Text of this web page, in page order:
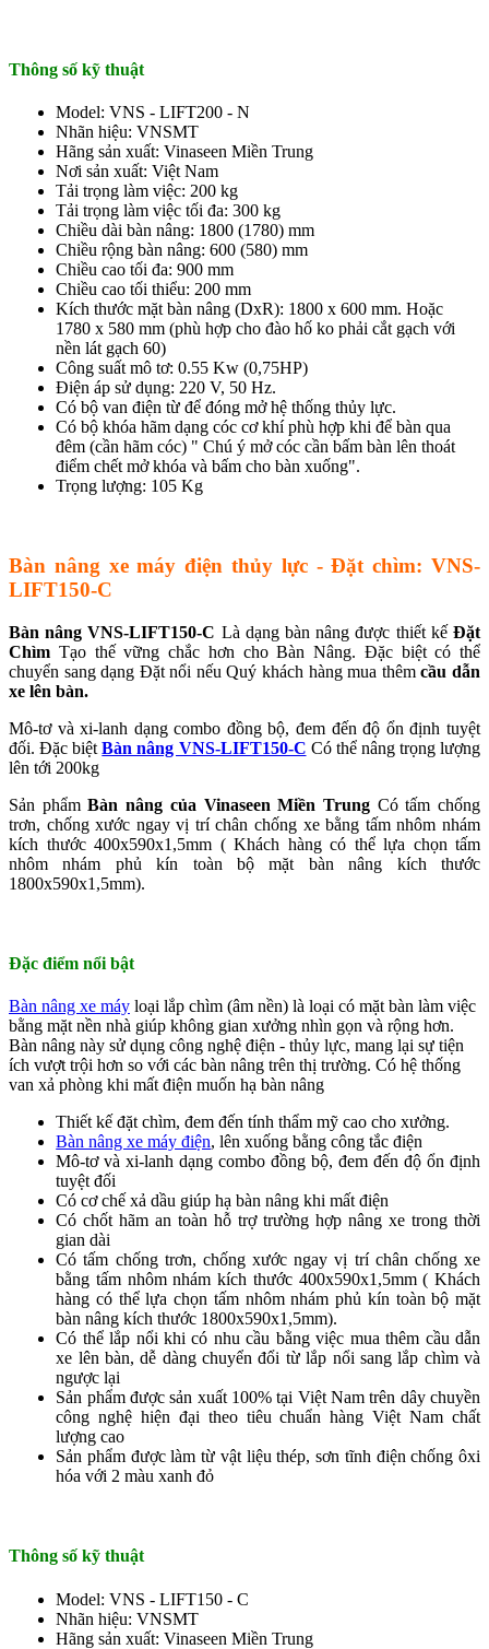
Thông số kỹ thuật
Model: VNS - LIFT200 - N
Nhãn hiệu: VNSMT
Hãng sản xuất: Vinaseen Miền Trung
Nơi sản xuất: Việt Nam
Tải trọng làm việc: 200 kg
Tải trọng làm việc tối đa: 300 kg
Chiều dài bàn nâng: 1800 (1780) mm
Chiều rộng bàn nâng: 600 (580) mm
Chiều cao tối đa: 900 mm
Chiều cao tối thiểu: 200 mm
Kích thước mặt bàn nâng (DxR): 1800 x 600 mm. Hoặc
1780 x 580 mm (phù hợp cho đào hố ko phải cắt gạch với
nền lát gạch 60)
Công suất mô tơ: 0.55 Kw (0,75HP)
Điện áp sử dụng: 220 V, 50 Hz.
Có bộ van điện từ để đóng mở hệ thống thủy lực.
Có bộ khóa hãm dạng cóc cơ khí phù hợp khi để bàn qua
đêm (cần hãm cóc) " Chú ý mở cóc cần bấm bàn lên thoát
điểm chết mở khóa và bấm cho bàn xuống".
Trọng lượng: 105 Kg
Bàn nâng xe máy điện thủy lực - Đặt chìm: VNS-
LIFT150-C
Bàn nâng VNS-LIFT150-C Là dạng bàn nâng được thiết kếĐặt
Chìm Tạo thế vững chắc hơn cho Bàn Nâng. Đặc biệt có thể
chuyển sang dạng Đặt nổi nếu Quý khách hàng mua thêmcầu dẫn
xe lên bàn.
Mô-tơ và xi-lanh dạng combo đồng bộ, đem đến độ ổn định tuyệt
đối. Đặc biệtBàn nâng VNS-LIFT150-C Có thể nâng trọng lượng
lên tới 200kg
Sản phẩmBàn nâng của Vinaseen Miền TrungCó tấm chống
trơn, chống xước ngay vị trí chân chống xe bằng tấm nhôm nhám
kích thước 400x590x1,5mm ( Khách hàng có thể lựa chọn tấm
nhôm nhám phủ kín toàn bộ mặt bàn nâng kích thước
1800x590x1,5mm).
Đặc điểm nổi bật
Bàn nâng xe máy loại lắp chìm (âm nền) là loại có mặt bàn làm việc
bằng mặt nền nhà giúp không gian xưởng nhìn gọn và rộng hơn.
Bàn nâng này sử dụng công nghệ điện - thủy lực, mang lại sự tiện
ích vượt trội hơn so với các bàn nâng trên thị trường. Có hệ thống
van xả phòng khi mất điện muốn hạ bàn nâng
Thiết kế đặt chìm, đem đến tính thẩm mỹ cao cho xưởng.
Bàn nâng xe máy điện, lên xuống bằng công tắc điện
Mô-tơ và xi-lanh dạng combo đồng bộ, đem đến độ ổn định
tuyệt đối
Có cơ chế xả dầu giúp hạ bàn nâng khi mất điện
Có chốt hãm an toàn hỗ trợ trường hợp nâng xe trong thời
gian dài
Có tấm chống trơn, chống xước ngay vị trí chân chống xe
bằng tấm nhôm nhám kích thước 400x590x1,5mm ( Khách
hàng có thể lựa chọn tấm nhôm nhám phủ kín toàn bộ mặt
bàn nâng kích thước 1800x590x1,5mm).
Có thể lắp nổi khi có nhu cầu bằng việc mua thêm cầu dẫn
xe lên bàn, dễ dàng chuyển đổi từ lắp nổi sang lắp chìm và
ngược lại
Sản phẩm được sản xuất 100% tại Việt Nam trên dây chuyền
công nghệ hiện đại theo tiêu chuẩn hàng Việt Nam chất
lượng cao
Sản phẩm được làm từ vật liệu thép, sơn tĩnh điện chống ôxi
hóa với 2 màu xanh đỏ
Thông số kỹ thuật
Model: VNS - LIFT150 - C
Nhãn hiệu: VNSMT
Hãng sản xuất: Vinaseen Miền Trung